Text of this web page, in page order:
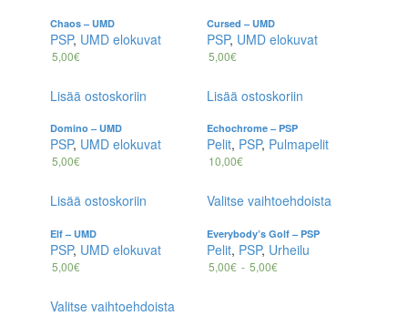
Chaos – UMD
PSP, UMD elokuvat
5,00€
Cursed – UMD
PSP, UMD elokuvat
5,00€
Lisää ostoskoriin
Domino – UMD
PSP, UMD elokuvat
5,00€
Lisää ostoskoriin
Echochrome – PSP
Pelit, PSP, Pulmapelit
10,00€
Lisää ostoskoriin
Elf – UMD
PSP, UMD elokuvat
5,00€
Valitse vaihtoehdoista
Everybody’s Golf – PSP
Pelit, PSP, Urheilu
5,00€ - 5,00€
Valitse vaihtoehdoista